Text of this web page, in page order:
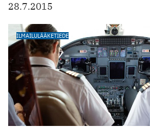
28.7.2015
ILMAILULÄÄKETIEDE